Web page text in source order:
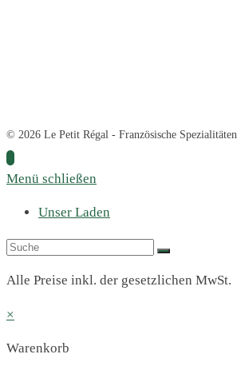
© 2026 Le Petit Régal - Französische Spezialitäten
Menü schließen
Unser Laden
Alle Preise inkl. der gesetzlichen MwSt.
×
Warenkorb